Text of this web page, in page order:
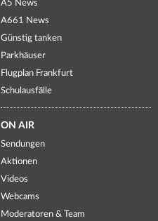
A5 News
A661 News
Günstig tanken
Parkhäuser
Flugplan Frankfurt
Schulausfälle
ON AIR
Sendungen
Aktionen
Videos
Webcams
Moderatoren & Team